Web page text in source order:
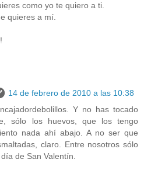
como yo te quiero a ti.
quieres a mí.
14 de febrero de 2010 a las 10:38
Y no has tocado
sólo los huevos, que los tengo
nada ahí abajo. A no ser que
claro. Entre nosotros sólo
de San Valentín.